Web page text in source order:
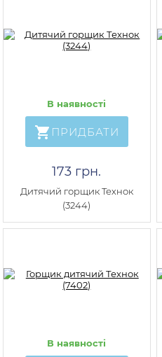
В наявності
ПРИДБАТИ
173 грн.
Дитячий горщик Технок
(3244)
В наявності